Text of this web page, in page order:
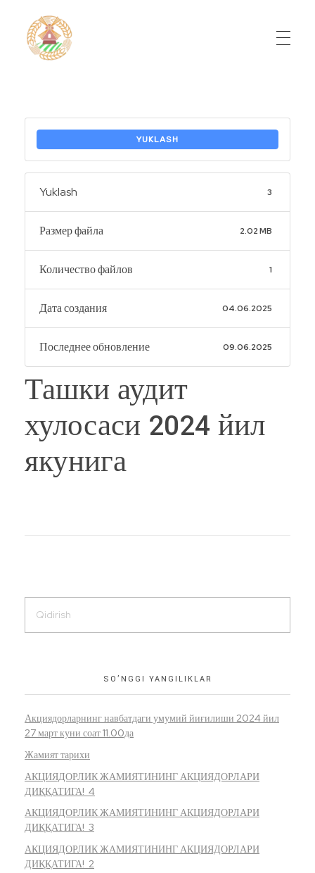
YUKLASH
Yuklash 3
Размер файла 2.02 MB
Количество файлов 1
Дата создания 04.06.2025
Последнее обновление 09.06.2025
Ташки аудит
хулосаси 2024 йил
якунига
SO’NGGI YANGILIKLAR
Акциядорларнинг навбатдаги умумий йиғилиши 2024 йил
27 март куни соат 11.00да
Жамият тарихи
АКЦИЯДОРЛИК ЖАМИЯТИНИНГ АКЦИЯДОРЛАРИ
ДИҚҚАТИГА! 4
АКЦИЯДОРЛИК ЖАМИЯТИНИНГ АКЦИЯДОРЛАРИ
ДИҚҚАТИГА! 3
АКЦИЯДОРЛИК ЖАМИЯТИНИНГ АКЦИЯДОРЛАРИ
ДИҚҚАТИГА! 2